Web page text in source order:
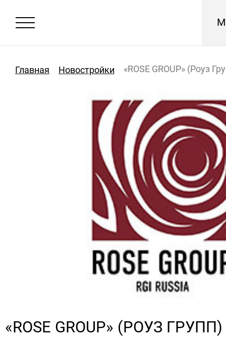
Главная Новостройки «ROSE GROUP» (Роуз
«ROSE GROUP» (РОУЗ ГРУПП)